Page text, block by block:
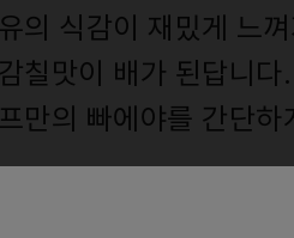
의 식감이 재밌게 느
칠맛이 배가 된답니
만의 빠에야를 간단